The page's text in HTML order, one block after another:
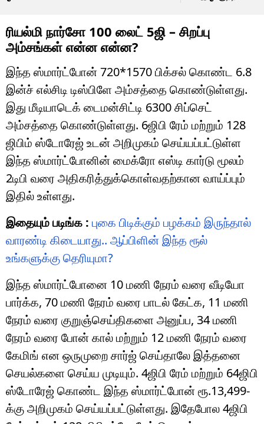
ரியல்மி நார்சோ 100 லைட் 5ஜி – சிறப்பு
அம்சங்கள் என்ன என்ன?
இந்த ஸ்மார்ட்போன் 720*1570 பிக்சல் கொண்ட 6.8
இன்ச் எல்சிடி டிஸ்பிளே அம்சத்தை கொண்டுள்ளது.
இது மீடியாடெக் டைமன்சிட்டி 6300 சிப்செட்
அம்சத்தை கொண்டுள்ளது. 6ஜிபி ரேம் மற்றும் 128
ஜிபிம் ஸ்டோரேஜ் உடன் அறிமுகம் செய்யப்பட்டுள்ள
இந்த ஸ்மார்ட்போனின் மைக்ரோ எஸ்டி கார்டு மூலம்
2டிபி வரை அதிகரித்துக்கொள்வதற்கான வாய்ப்பும்
இதில் உள்ளது.
இதையும் படிங்க : புகை பிடிக்கும் பழக்கம் இருந்தால்
வாரண்டி கிடையாது.. ஆப்பிளின் இந்த ரூல்
உங்களுக்கு தெரியுமா?
இந்த ஸ்மார்ட்போனை 10 மணி நேரம் வரை வீடியோ
பார்க்க, 70 மணி நேரம் வரை பாடல் கேட்க, 11 மணி
நேரம் வரை குறுஞ்செய்திகளை அனுப்ப, 34 மணி
நேரம் வரை போன் கால் மற்றும் 12 மணி நேரம் வரை
கேமிங் என ஒருமுறை சார்ஜ் செய்தாலே இத்தனை
செயல்களை செய்ய முடியும். 4ஜிபி ரேம் மற்றும் 64ஜிபி
ஸ்டோரேஜ் கொண்ட இந்த ஸ்மார்ட்போன் ரூ.13,499-
க்கு அறிமுகம் செய்யப்பட்டுள்ளது. இதேபோல 4ஜிபி